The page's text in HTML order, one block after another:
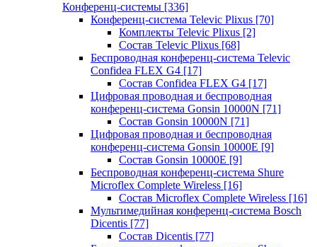
Конференц-системы [336]
Конференц-система Televic Plixus [70]
Комплекты Televic Plixus [2]
Состав Televic Plixus [68]
Беспроводная конференц-система Televic
Confidea FLEX G4 [17]
Состав Confidea FLEX G4 [17]
Цифровая проводная и беспроводная
конференц-система Gonsin 10000N [71]
Состав Gonsin 10000N [71]
Цифровая проводная и беспроводная
конференц-система Gonsin 10000E [9]
Состав Gonsin 10000E [9]
Беспроводная конференц-система Shure
Microflex Complete Wireless [16]
Состав Microflex Complete Wireless [16]
Мультимедийная конференц-система Bosch
Dicentis [77]
Состав Dicentis [77]